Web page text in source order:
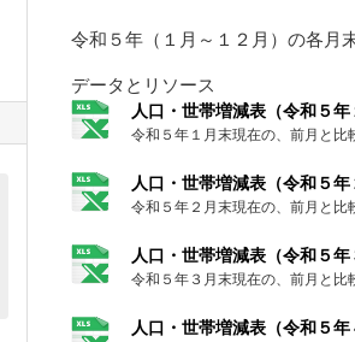
令和５年（１月～１２月）の各月
データとリソース
人口・世帯増減表（令和５年
令和５年１月末現在の、前月と比
人口・世帯増減表（令和５年
令和５年２月末現在の、前月と比
人口・世帯増減表（令和５年
令和５年３月末現在の、前月と比
人口・世帯増減表（令和５年